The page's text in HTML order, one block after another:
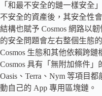
「和最不安全的鏈一樣安全
不安全的資產後，其安全性
結構也賦予 Cosmos 網路以
的安全問題會左右整個生態
Cosmos 生態和其他依賴跨
Cosmos 具有「無附加條件」
Oasis、Terra、Nym 等項目
動自己的 App 專用區塊鏈。